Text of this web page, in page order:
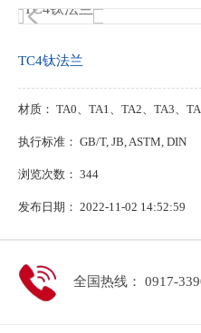
TC4钛法兰
材质： TA0、TA1、TA2、TA3、
执行标准： GB/T, JB, ASTM, DIN
浏览次数： 344
发布日期： 2022-11-02 14:52:59
全国热线： 0917-